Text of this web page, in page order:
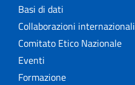
Basi di dati
Collaborazioni internazionali
Comitato Etico Nazionale
Eventi
Formazione